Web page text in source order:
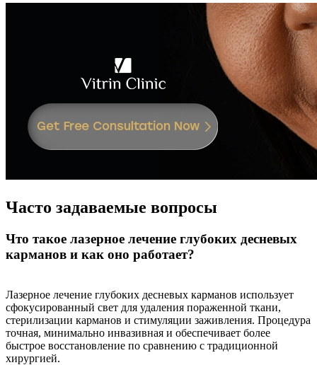
Часто задаваемые вопросы
Что такое лазерное лечение глубоких десневых
карманов и как оно работает?
Лазерное лечение глубоких десневых карманов использует
сфокусированный свет для удаления пораженной ткани,
стерилизации карманов и стимуляции заживления. Процедура
точная, минимально инвазивная и обеспечивает более
быстрое восстановление по сравнению с традиционной
хирургией.